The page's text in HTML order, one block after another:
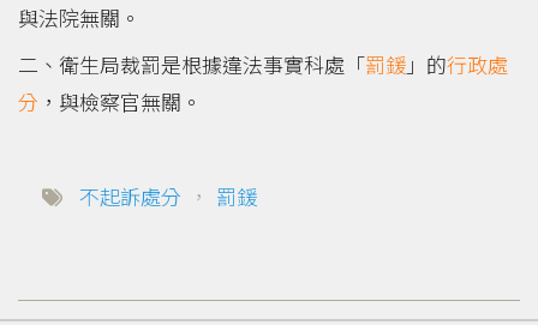
與法院無關。
二、衛生局裁罰是根據違法事實科處「罰鍰 」的行政處
分 ，與檢察官無關。
不起訴處分 ， 罰鍰